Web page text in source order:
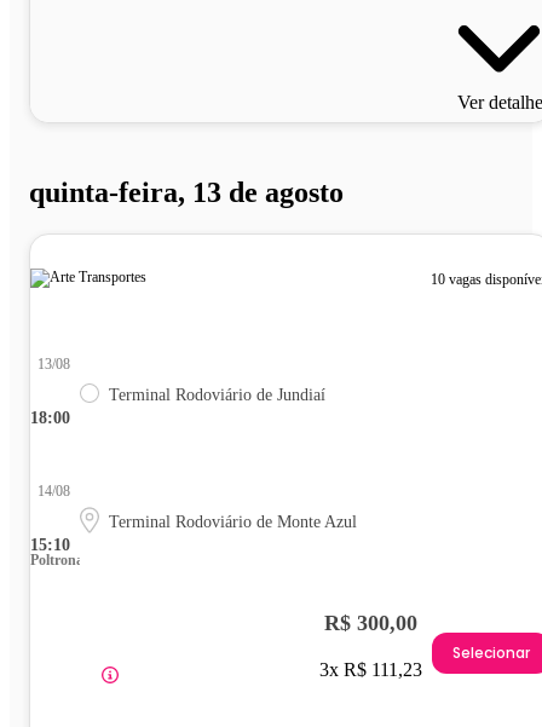
Ver
quinta-feira, 13 de agosto
10 vagas
18:00
13/08
Terminal Rodoviário de Jundiaí
15:10
14/08
Terminal Rodoviário de Monte Azul
Poltrona
R$ 300,00
3x R$ 111,23
Selecionar